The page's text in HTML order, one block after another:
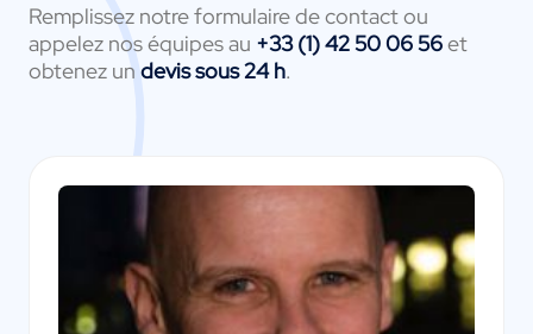
Remplissez notre formulaire de contact ou
appelez nos équipes au +33 (1) 42 50 06 56et
obtenez undevis sous 24 h.